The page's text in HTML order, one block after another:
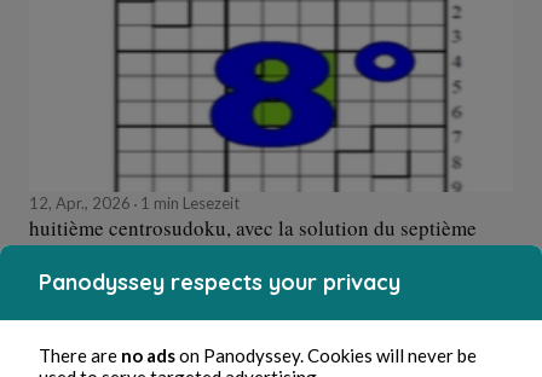
12, Apr., 2026 1 min Lesezeit
huitième centrosudoku, avec la solution du septième
Video Games and Games
Panodyssey respects your privacy
There are no adson Panodyssey. Cookies will never be